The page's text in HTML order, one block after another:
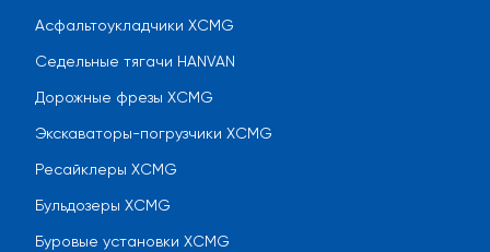
Асфальтоукладчики XCMG
Седельные тягачи HANVAN
Дорожные фрезы XCMG
Экскаваторы-погрузчики XCMG
Ресайклеры XCMG
Бульдозеры XCMG
Буровые установки XCMG